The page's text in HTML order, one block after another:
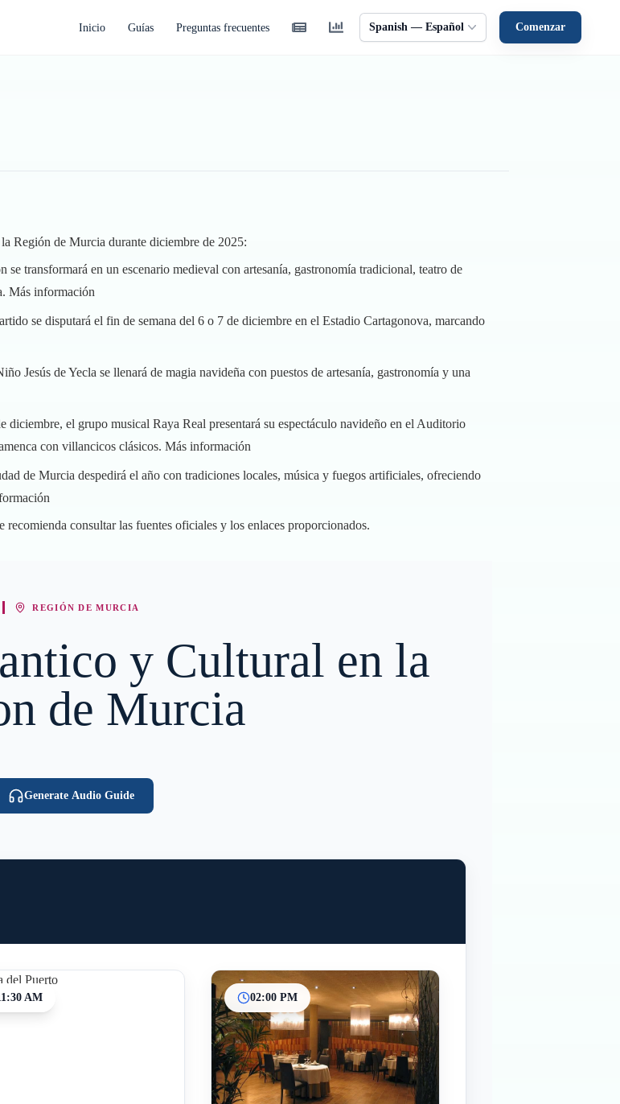
Inicio Guías Preguntas frecuentes Spanish — Español Comenzar
Región de Murcia durante diciembre de 2025:
se transformará en un escenario medieval con artesanía, gastronomía tradicional, teatro de
Más información
se disputará el fin de semana del 6 o 7 de diciembre en el Estadio Cartagonova, marcando
Jesús de Yecla se llenará de magia navideña con puestos de artesanía, gastronomía y una
diciembre, el grupo musical Raya Real presentará su espectáculo navideño en el Auditorio
con villancicos clásicos. Más información
de Murcia despedirá el año con tradiciones locales, música y fuegos artificiales, ofreciendo
consultar las fuentes oficiales y los enlaces proporcionados.
REGIÓN DE MURCIA
y Cultural en la
de Murcia
Generate Audio Guide
AM 02:00 PM